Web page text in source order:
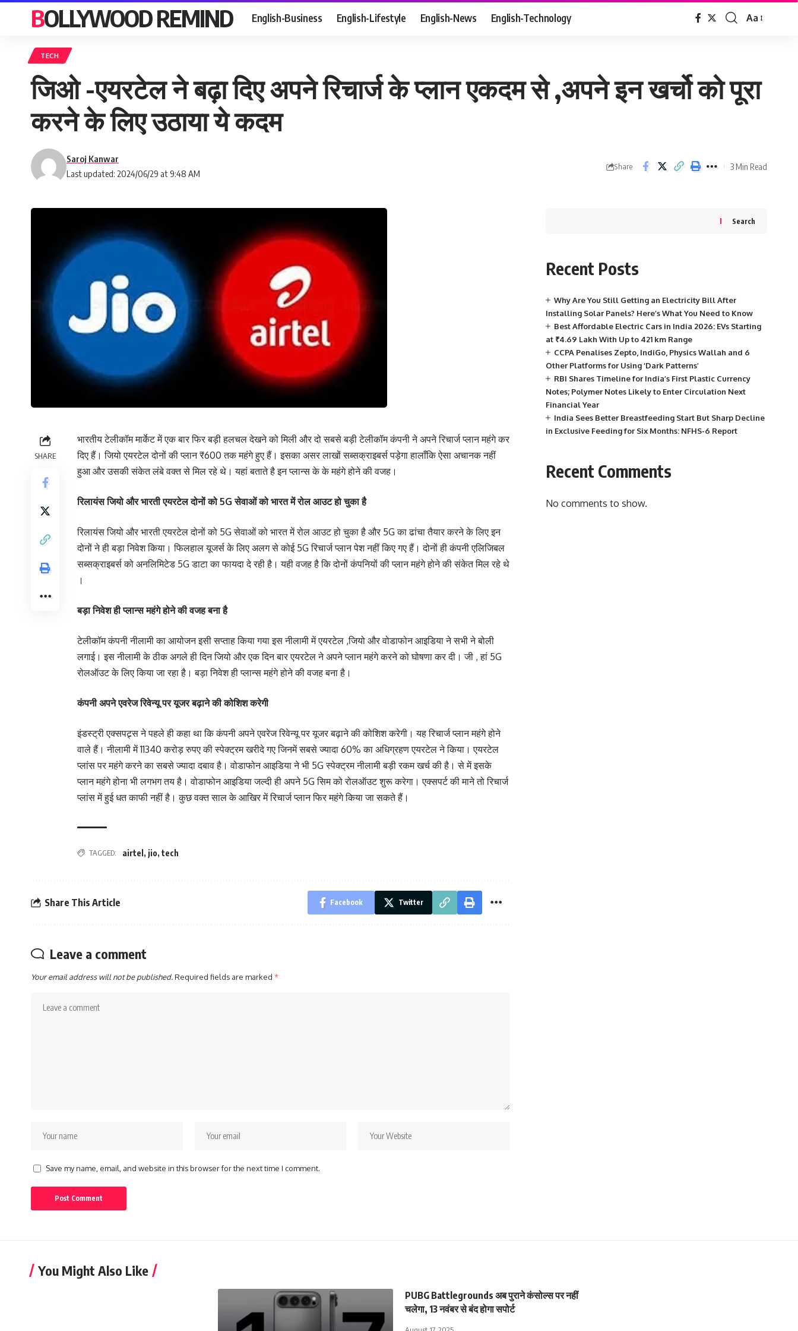
BOLLYWOOD REMIND English-Business English-Lifestyle English-News English-Technology
Font
Aa
TECH
जिओ -एयरटेल ने बढ़ा दिए अपने रिचार्ज के प्लान एकदम से ,अपने इन खर्चो को पूरा
करने के लिए उठाया ये कदम
Last updated: 2024/06/29 at 9:48 AM
Saroj Kanwar
Share 3 Min Read
SHARE
भारतीय टेलीकॉम मार्केट में एक बार फिर बड़ी हलचल देखने को मिली और दो सबसे बड़ी टेलीकॉम कंपनी ने अपने रिचार्ज प्लान महंगे कर
दिए हैं। जियो एयरटेल दोनों की प्लान ₹600 तक महंगे हुए हैं। इसका असर लाखों सब्सक्राइबर्स पड़ेगा हालाँकि ऐसा अचानक नहीं
हुआ और उसकी संकेत लंबे वक्त से मिल रहे थे। यहां बताते है इन प्लान्स के के महंगे होने की वजह।
रिलायंस जियो और भारती एयरटेल दोनों को 5G सेवाओं को भारत में रोल आउट हो चुका है
रिलायंस जियो और भारती एयरटेल दोनों को 5G सेवाओं को भारत में रोल आउट हो चुका है और 5G का ढांचा तैयार करने के लिए इन
दोनों ने ही बड़ा निवेश किया। फिलहाल यूजर्स के लिए अलग से कोई 5G रिचार्ज प्लान पेश नहीं किए गए हैं। दोनों ही कंपनी एलिजिबल
सब्सक्राइबर्स को अनलिमिटेड 5G डाटा का फायदा दे रही है। यही वजह है कि दोनों कंपनियों की प्लान महंगे होने की संकेत मिल रहे थे
।
बड़ा निवेश ही प्लान्स महंगे होने की वजह बना है
टेलीकॉम कंपनी नीलामी का आयोजन इसी सप्ताह किया गया इस नीलामी में एयरटेल ,जियो और वोडाफोन आइडिया ने सभी ने बोली
लगाई। इस नीलामी के ठीक अगले ही दिन जियो और एक दिन बार एयरटेल ने अपने प्लान महंगे करने को घोषणा कर दी। जी , हां 5G
रोलऑउट के लिए किया जा रहा है। बड़ा निवेश ही प्लान्स महंगे होने की वजह बना है।
कंपनी अपने एवरेज रिवेन्यू पर यूजर बढ़ाने की कोशिश करेगी
इंडस्ट्री एक्सपट्र्स ने पहले ही कहा था कि कंपनी अपने एवरेज रिवेन्यू पर यूजर बढ़ाने की कोशिश करेगी। यह रिचार्ज प्लान महंगे होने
वाले हैं। नीलामी में 11340 करोड़ रुपए की स्पेक्ट्रम खरीदे गए जिनमें सबसे ज्यादा 60% का अधिग्रहण एयरटेल ने किया। एयरटेल
प्लांस पर महंगे करने का सबसे ज्यादा दबाव है। वोडाफोन आइडिया ने भी 5G स्पेक्ट्रम नीलामी बड़ी रकम खर्च की है। से में इसके
प्लान महंगे होना भी लगभग तय है। वोडाफोन आइडिया जल्दी ही अपने 5G सिम को रोलऑउट शुरू करेगा। एक्सपर्ट की माने तो रिचार्ज
प्लांस में हुई धत काफी नहीं है। कुछ वक्त साल के आखिर में रिचार्ज प्लान फिर महंगे किया जा सकते हैं।
TAGGED: airtel , jio, tech
Share This Article Facebook Twitter
Leave a comment
Your email address will not be published.Required fields are marked *
Save my name, email, and website in this browser for the next time I comment.
Search
Recent Posts
Why Are You Still Getting an Electricity Bill After
Installing Solar Panels? Here’s What You Need to Know
Best Affordable Electric Cars in India 2026: EVs Starting
at ₹4.69 Lakh With Up to 421 km Range
CCPA Penalises Zepto, IndiGo, Physics Wallah and 6
Other Platforms for Using ‘Dark Patterns’
RBI Shares Timeline for India’s First Plastic Currency
Notes; Polymer Notes Likely to Enter Circulation Next
Financial Year
India Sees Better Breastfeeding Start But Sharp Decline
in Exclusive Feeding for Six Months: NFHS-6 Report
Recent Comments
No comments to show.
You Might Also Like
PUBG Battlegrounds अब पुराने कंसोल्स पर नहीं
चलेगा, 13 नवंबर से बंद होगा सपोर्ट